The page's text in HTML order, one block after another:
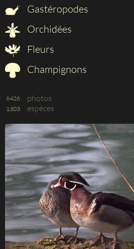
Gastéropodes
Orchidées
Fleurs
Champignons
6426 photos
1303 espèces